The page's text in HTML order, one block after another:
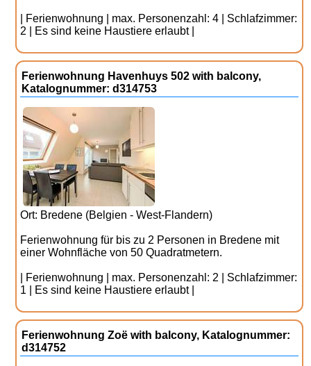
| Ferienwohnung | max. Personenzahl: 4 | Schlafzimmer:
2 | Es sind keine Haustiere erlaubt |
Ferienwohnung Havenhuys 502 with balcony,
Katalognummer: d314753
Ort: Bredene (Belgien - West-Flandern)
Ferienwohnung für bis zu 2 Personen in Bredene mit
einer Wohnfläche von 50 Quadratmetern.
| Ferienwohnung | max. Personenzahl: 2 | Schlafzimmer:
1 | Es sind keine Haustiere erlaubt |
Ferienwohnung Zoë with balcony, Katalognummer:
d314752